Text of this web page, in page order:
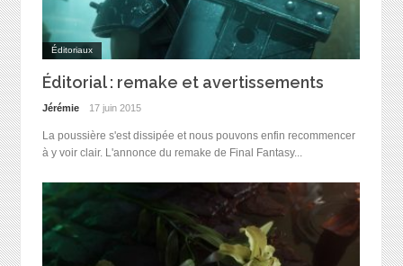
Éditoriaux
Éditorial : remake et avertissements
Jérémie 17 juin 2015
La poussière s'est dissipée et nous pouvons enfin recommencer
à y voir clair. L'annonce du remake de Final Fantasy...